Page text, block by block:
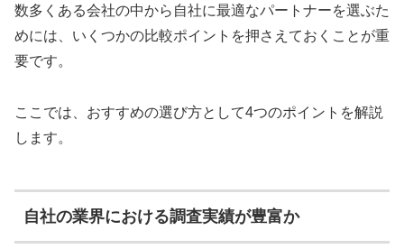
数多くある会社の中から自社に最適なパートナーを選ぶた
めには、いくつかの比較ポイントを押さえておくことが重
要です。
ここでは、おすすめの選び方として4つのポイントを解説
します。
自社の業界における調査実績が豊富か